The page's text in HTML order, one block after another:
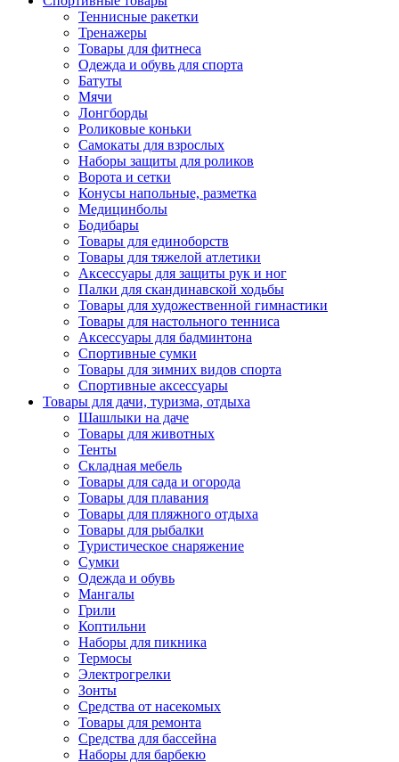
Теннисные ракетки
Тренажеры
Товары для фитнеса
Одежда и обувь для спорта
Батуты
Мячи
Лонгборды
Роликовые коньки
Самокаты для взрослых
Наборы защиты для роликов
Ворота и сетки
Конусы напольные, разметка
Медицинболы
Бодибары
Товары для единоборств
Товары для тяжелой атлетики
Аксессуары для защиты рук и ног
Палки для скандинавской ходьбы
Товары для художественной гимнастики
Товары для настольного тенниса
Аксессуары для бадминтона
Спортивные сумки
Товары для зимних видов спорта
Спортивные аксессуары
Товары для дачи, туризма, отдыха
Шашлыки на даче
Товары для животных
Тенты
Складная мебель
Товары для сада и огорода
Товары для плавания
Товары для пляжного отдыха
Товары для рыбалки
Туристическое снаряжение
Сумки
Одежда и обувь
Мангалы
Грили
Коптильни
Наборы для пикника
Термосы
Электрогрелки
Зонты
Средства от насекомых
Товары для ремонта
Средства для бассейна
Наборы для барбекю